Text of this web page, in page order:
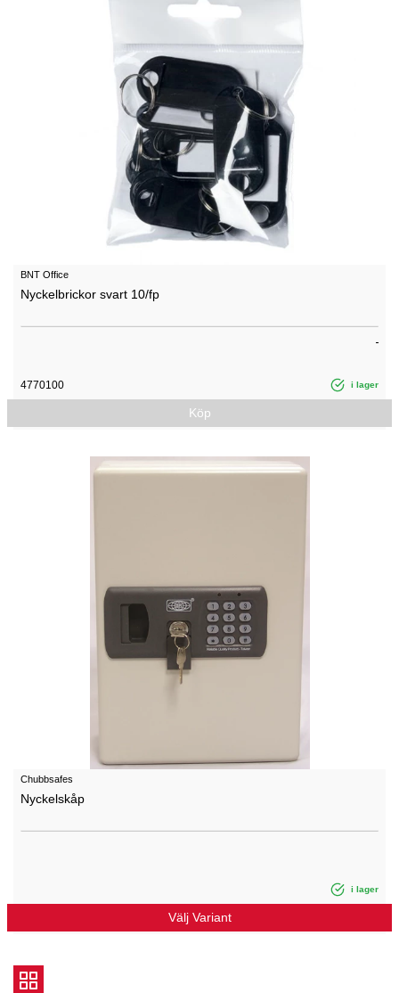
BNT Office
Nyckelbrickor svart 10/fp
4770100 i lager
Köp
Chubbsafes
Nyckelskåp
i lager
Välj Variant